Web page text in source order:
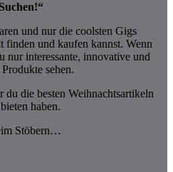
und nur die coolsten Gigs
und kaufen kannst. Wenn
nur interessante, innovative und
sehen.
du die besten Weihnachtsartikeln
haben.
Stöbern…